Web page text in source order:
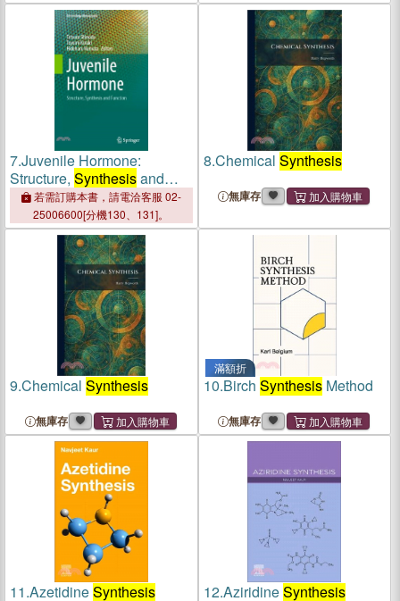
7.Juvenile Hormone:
Structure, Synthesisand
Function
若需訂購本書，請電洽客服 02-
25006600[分機130、131]。
8.Chemical Synthesis
無庫存
9.Chemical Synthesis
無庫存
滿額折
10.Birch SynthesisMethod
無庫存
11.AzetidineSynthesis 12.AziridineSynthesis